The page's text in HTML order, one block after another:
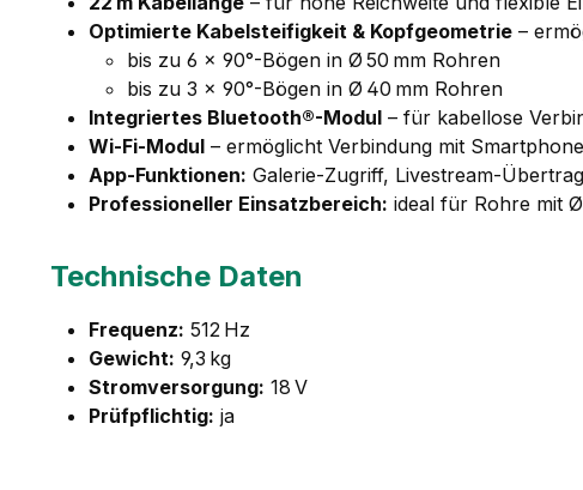
Optimierte Kabelsteifigkeit & Kopfgeometrie –
bis zu 6 × 90°-Bögen in Ø 50 mm Rohren
bis zu 3 × 90°-Bögen in Ø 40 mm Rohren
Integriertes Bluetooth®-Modul – für kabellose
Wi-Fi-Modul – ermöglicht Verbindung mit
App-Funktionen: Galerie-Zugriff, Livestream-
Professioneller Einsatzbereich: ideal für Rohre mit
Technische Daten
Frequenz: 512 Hz
Gewicht: 9,3 kg
Stromversorgung: 18 V
Prüfpflichtig: ja